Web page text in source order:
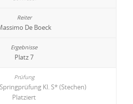
De Boeck
Platz 7
Kl. S* (Stechen)
Platziert